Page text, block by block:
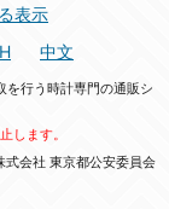
表示
中文
を行う時計専門の通販シ
します。
会社 東京都公安委員会